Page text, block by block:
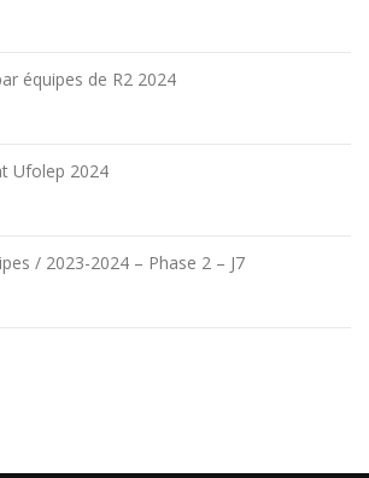
équipes de R2 2024
Ufolep 2024
/ 2023-2024 – Phase 2 – J7